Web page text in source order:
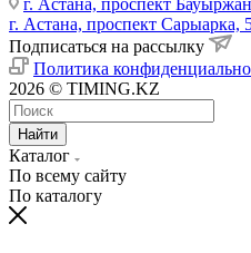
г. Астана, проспект Сарыарка,
Подписаться на рассылку
Политика
2026 © TIMING.KZ
Найти
Каталог
По всему сайту
По каталогу